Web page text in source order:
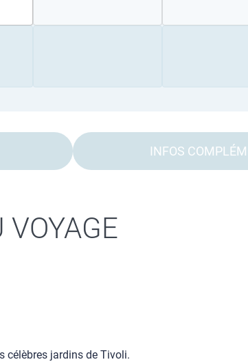
INFOS
VOYAGE
célèbres jardins de Tivoli.